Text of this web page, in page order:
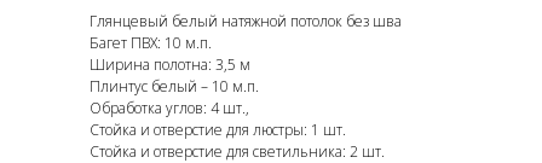
Глянцевый белый натяжной потолок без шва
Багет ПВХ: 10 м.п.
Ширина полотна: 3,5 м
Плинтус белый – 10 м.п.
Обработка углов: 4 шт.,
Стойка и отверстие для люстры: 1 шт.
Стойка и отверстие для светильника: 2 шт.